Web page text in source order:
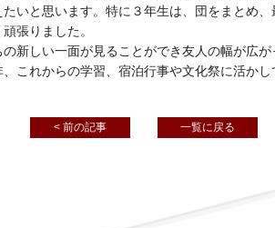
いと思います。特に３年生は、団をまとめ
張りました。
新しい一面が見ることができ友人の幅が広
これからの学習、宿泊行事や文化祭に活か
< 前の記事 一覧に戻る